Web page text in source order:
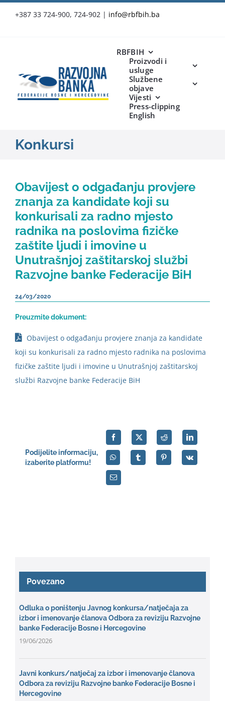
+387 33 724-900, 724-902 | info@rbfbih.ba
RBFBIH
Proizvodi i
usluge
Službene
objave
Vijesti
Press-clipping
English
Konkursi
Obavijest o odgađanju provjere
znanja za kandidate koji su
konkurisali za radno mjesto
radnika na poslovima fizičke
zaštite ljudi i imovine u
Unutrašnjoj zaštitarskoj službi
Razvojne banke Federacije BiH
24/03/2020
Preuzmite dokument:
Obavijest o odgađanju provjere znanja za kandidate
koji su konkurisali za radno mjesto radnika na poslovima
fizičke zaštite ljudi i imovine u Unutrašnjoj zaštitarskoj
službi Razvojne banke Federacije BiH
Podijelite informaciju,
izaberite platformu!
Povezano
Odluka o poništenju Javnog konkursa/natječaja za
izbor i imenovanje članova Odbora za reviziju Razvojne
banke Federacije Bosne i Hercegovine
19/06/2026
Javni konkurs/natječaj za izbor i imenovanje članova
Odbora za reviziju Razvojne banke Federacije Bosne i
Hercegovine